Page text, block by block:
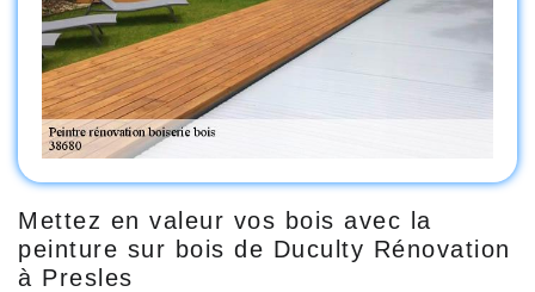
Mettez en valeur vos bois avec la
peinture sur bois de Duculty Rénovation
à Presles